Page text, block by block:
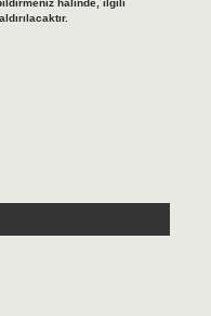
halinde, ilgili